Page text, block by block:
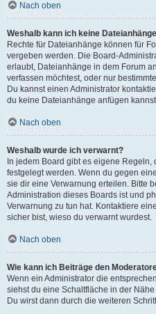
Nach oben
Weshalb kann ich keine
Rechte für Dateianhänge können für
vergeben werden. Die Board-
erlaubt, Dateianhänge in dem Forum
verfassen möchtest, oder nur
Du kannst einen Administrator
du keine Dateianhänge anfügen
Nach oben
Weshalb wurde ich verwarnt?
In jedem Board gibt es eigene
festgelegt werden. Wenn du gegen
sie dir eine Verwarnung erteilen. Bitte
Administration dieses Boards ist und
Verwarnung zu tun hat. Kontaktiere
sicher bist, wieso du verwarnt wurdest.
Nach oben
Wie kann ich Beiträge den
Wenn ein Administrator die
siehst du eine Schaltfläche in der
Du wirst dann durch die weiteren